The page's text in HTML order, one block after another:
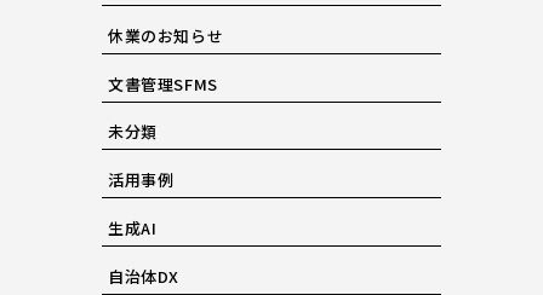
休業のお知らせ
文書管理SFMS
未分類
活用事例
生成AI
自治体DX